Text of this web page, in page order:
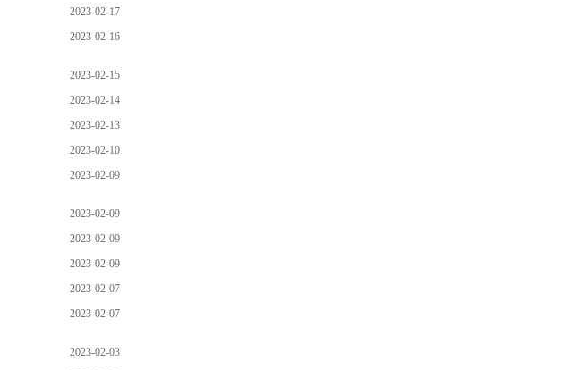
2023-02-17
2023-02-16
2023-02-15
2023-02-14
2023-02-13
2023-02-10
2023-02-09
2023-02-09
2023-02-09
2023-02-09
2023-02-07
2023-02-07
2023-02-03